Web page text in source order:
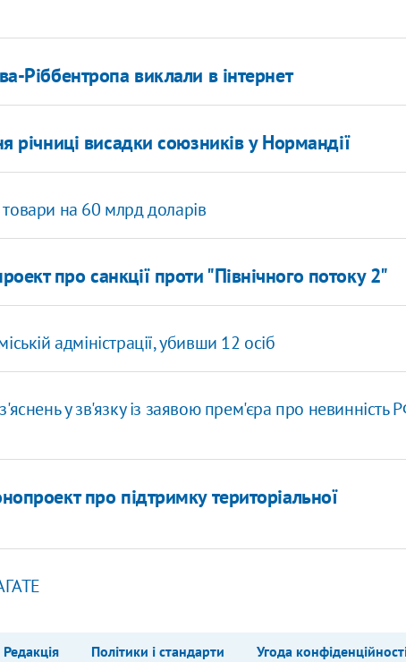
Ріббентропа виклали в інтернет
річниці висадки союзників у Нормандії
на 60 млрд доларів
про санкції проти "Північного потоку 2"
адміністрації, убивши 12 осіб
у зв'язку із заявою прем'єра про невинність
про підтримку територіальної
Редакція Політики і стандарти Угода